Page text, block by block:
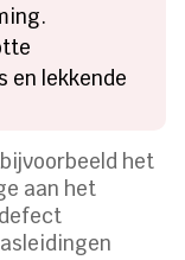
en lekkende
het
aan het